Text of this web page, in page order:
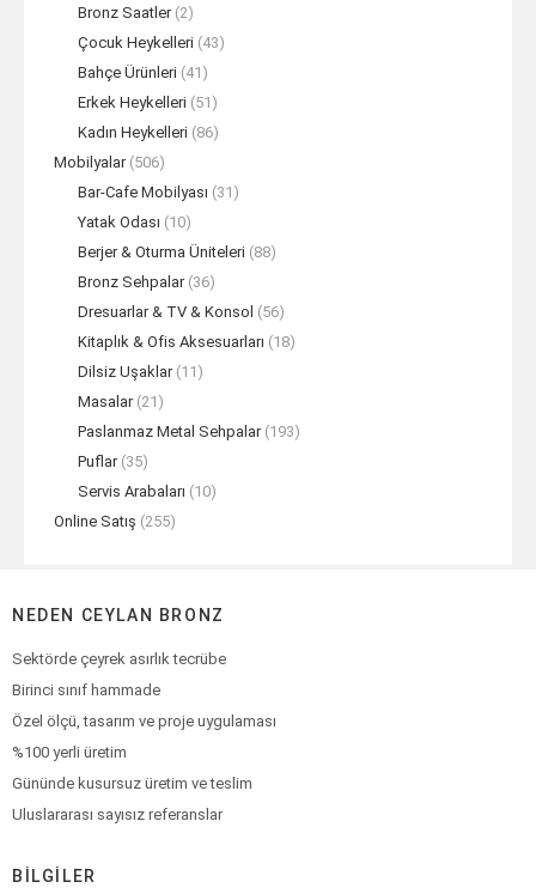
Bronz Saatler (2)
Çocuk Heykelleri (43)
Bahçe Ürünleri (41)
Erkek Heykelleri (51)
Kadın Heykelleri (86)
Mobilyalar (506)
Bar-Cafe Mobilyası (31)
Yatak Odası (10)
Berjer & Oturma Üniteleri (88)
Bronz Sehpalar (36)
Dresuarlar & TV & Konsol (56)
Kitaplık & Ofis Aksesuarları (18)
Dilsiz Uşaklar (11)
Masalar (21)
Paslanmaz Metal Sehpalar (193)
Puflar (35)
Servis Arabaları (10)
Online Satış (255)
NEDEN CEYLAN BRONZ
Sektörde çeyrek asırlık tecrübe
Birinci sınıf hammade
Özel ölçü, tasarım ve proje uygulaması
%100 yerli üretim
Gününde kusursuz üretim ve teslim
Uluslararası sayısız referanslar
BILGILER